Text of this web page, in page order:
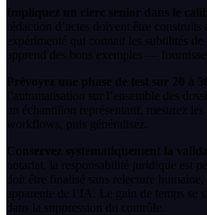
Impliquez un clerc senior dans le
rédaction d’actes doivent être construits
expérimenté qui connait les subtilités de
apprend des bons exemples —
Prévoyez une phase de test sur 20 à
l’automatisation sur l’ensemble des
un échantillon représentatif, mesurez les
workflows, puis généralisez.
Conservez systématiquement la
notariat, la responsabilité juridique est
doit être finalisé sans relecture
apparente de l’IA. Le gain de temps se
dans la suppression du contrôle.